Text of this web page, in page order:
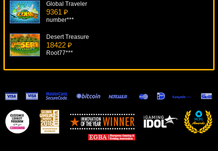
Global Traveler
9361 ₽
number***
Desert Treasure
18422 ₽
Root77***
Wolf Cub
6143 ₽
Lucy***
Spiderman